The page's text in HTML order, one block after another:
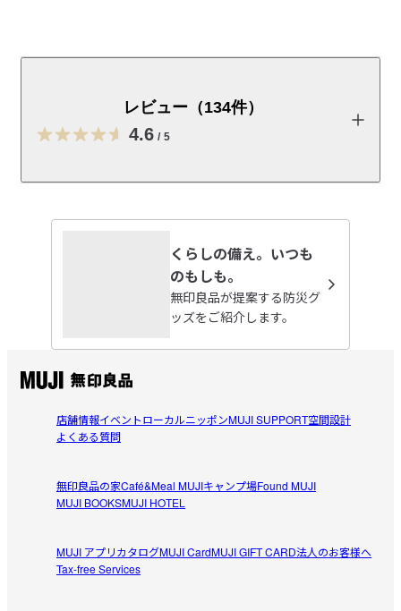
手首の先には輪ゴムを入れず、着脱しやすくしていま
す。
小さめに調整しています。
につきますが着色もせず生成りの素材感を活かしていま
店舗受け取り可・コンビニ受け取り可
レビュー（134件）
4.6 / 5
今回、ストック用に購入してみました。災害用品に加えて
安心です。3年間何も起きなければ、日常使いしてみます。
参考になった（0人）
2026/07/04
長袖の上にこちらの軍手を使用して草刈りをすると、肌が
が、破れることなく耐久性もありました。
さか
2026/06/28
くらしの備え。いつも
のもしも。
無印良品が提案する防災グ
ッズをご紹介します。
店舗情報イベントローカルニッポンMUJI SUPPORT空間設計
よくある質問
無印良品の家Café&Meal MUJIキャンプ場Found MUJI
MUJI BOOKSMUJI HOTEL
MUJI アプリカタログMUJI CardMUJI GIFT CARD法人のお客様へ
Tax-free Services